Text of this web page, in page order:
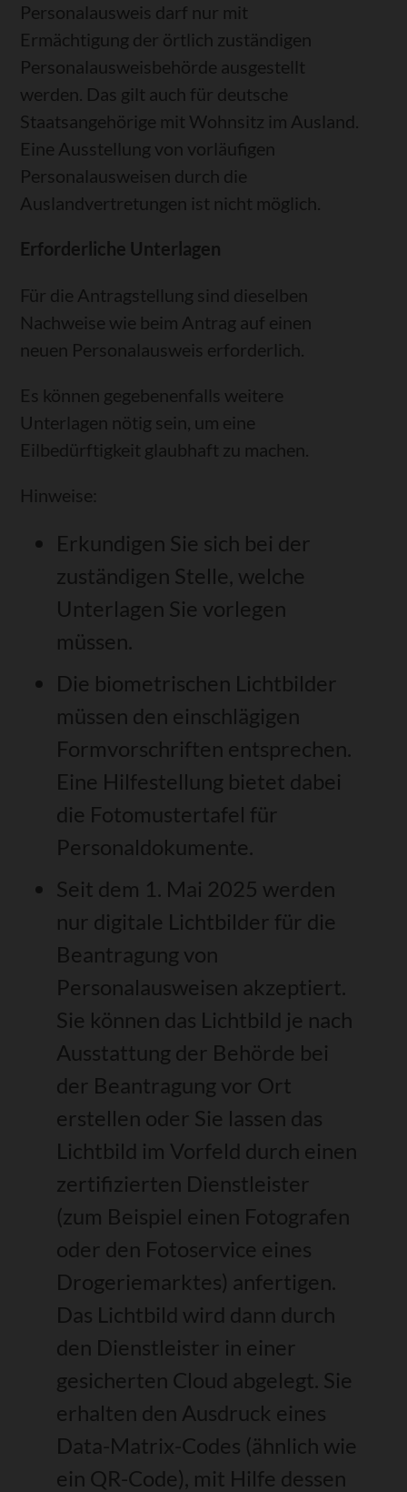
Personalausweis darf nur mit
Ermächtigung der örtlich zuständigen
Personalausweisbehörde ausgestellt
werden. Das gilt auch für deutsche
Staatsangehörige mit Wohnsitz im Ausland.
Eine Ausstellung von vorläufigen
Personalausweisen durch die
Auslandvertretungen ist nicht möglich.
Erforderliche Unterlagen
Für die Antragstellung sind dieselben
Nachweise wie beim Antrag auf einen
neuen Personalausweis erforderlich.
Es können gegebenenfalls weitere
Unterlagen nötig sein, um eine
Eilbedürftigkeit glaubhaft zu machen.
Hinweise:
Erkundigen Sie sich bei der
zuständigen Stelle, welche
Unterlagen Sie vorlegen
müssen.
Die biometrischen Lichtbilder
müssen den einschlägigen
Formvorschriften entsprechen.
Eine Hilfestellung bietet dabei
die Fotomustertafel für
Personaldokumente.
Seit dem 1. Mai 2025 werden
nur digitale Lichtbilder für die
Beantragung von
Personalausweisen akzeptiert.
Sie können das Lichtbild je nach
Ausstattung der Behörde bei
der Beantragung vor Ort
erstellen oder Sie lassen das
Lichtbild im Vorfeld durch einen
zertifizierten Dienstleister
(zum Beispiel einen Fotografen
oder den Fotoservice eines
Drogeriemarktes) anfertigen.
Das Lichtbild wird dann durch
den Dienstleister in einer
gesicherten Cloud abgelegt. Sie
erhalten den Ausdruck eines
Data-Matrix-Codes (ähnlich wie
ein QR-Code), mit Hilfe dessen